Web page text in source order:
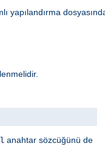
yapılandırma
anahtar sözcüğünü de